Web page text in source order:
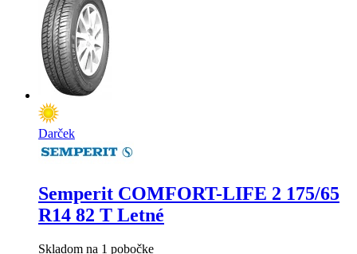
Darček
Semperit COMFORT-LIFE 2 175/65
R14 82 T Letné
Skladom na 1 pobočke